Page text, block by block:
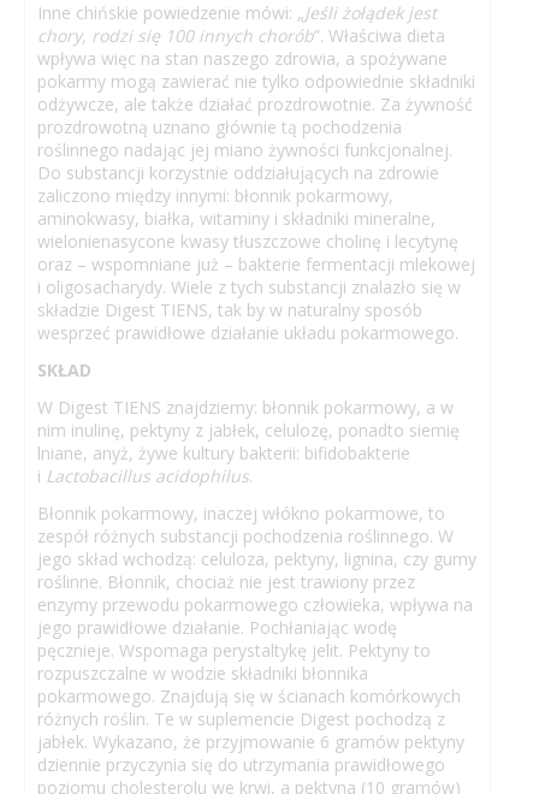
Inne chińskie powiedzenie mówi: „Jeśli żołądek jest
chory, rodzi się 100 innych chorób”. Właściwa dieta
wpływa więc na stan naszego zdrowia, a spożywane
pokarmy mogą zawierać nie tylko odpowiednie składniki
odżywcze, ale także działać prozdrowotnie. Za żywność
prozdrowotną uznano głównie tą pochodzenia
roślinnego nadając jej miano żywności funkcjonalnej.
Do substancji korzystnie oddziałujących na zdrowie
zaliczono między innymi: błonnik pokarmowy,
aminokwasy, białka, witaminy i składniki mineralne,
wielonienasycone kwasy tłuszczowe cholinę i lecytynę
oraz – wspomniane już – bakterie fermentacji mlekowej
i oligosacharydy. Wiele z tych substancji znalazło się w
składzie Digest TIENS, tak by w naturalny sposób
wesprzeć prawidłowe działanie układu pokarmowego.
SKŁAD
W Digest TIENS znajdziemy: błonnik pokarmowy, a w
nim inulinę, pektyny z jabłek, celulozę, ponadto siemię
lniane, anyż, żywe kultury bakterii: bifidobakterie
i Lactobacillus acidophilus.
Błonnik pokarmowy, inaczej włókno pokarmowe, to
zespół różnych substancji pochodzenia roślinnego. W
jego skład wchodzą: celuloza, pektyny, lignina, czy gumy
roślinne. Błonnik, chociaż nie jest trawiony przez
enzymy przewodu pokarmowego człowieka, wpływa na
jego prawidłowe działanie. Pochłaniając wodę
pęcznieje. Wspomaga perystaltykę jelit. Pektyny to
rozpuszczalne w wodzie składniki błonnika
pokarmowego. Znajdują się w ścianach komórkowych
różnych roślin. Te w suplemencie Digest pochodzą z
jabłek. Wykazano, że przyjmowanie 6 gramów pektyny
dziennie przyczynia się do utrzymania prawidłowego
poziomu cholesterolu we krwi, a pektyna (10 gramów)